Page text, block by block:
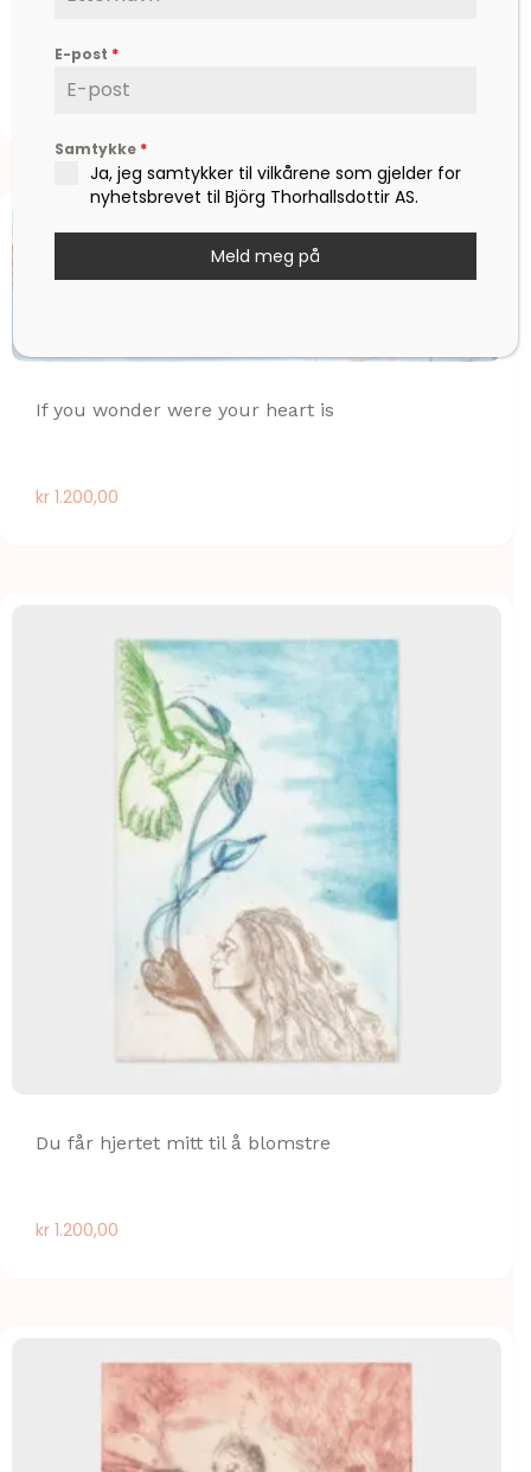
I would walk to the end
1.200,00
If you wonder were your heart is
kr 1.200,00
Du får hjertet mitt til å blomstre
kr 1.200,00
E-post *
Samtykke *
Ja, jeg samtykker til vilkårene som gjelder for
nyhetsbrevet til Björg Thorhallsdottir AS.
Meld meg på